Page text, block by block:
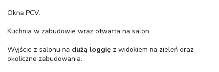
Okna PCV.
Kuchnia w zabudowie wraz otwarta na salon.
Wyjście z salonu na dużą loggię z widokiem na zieleń oraz
okoliczne zabudowania.